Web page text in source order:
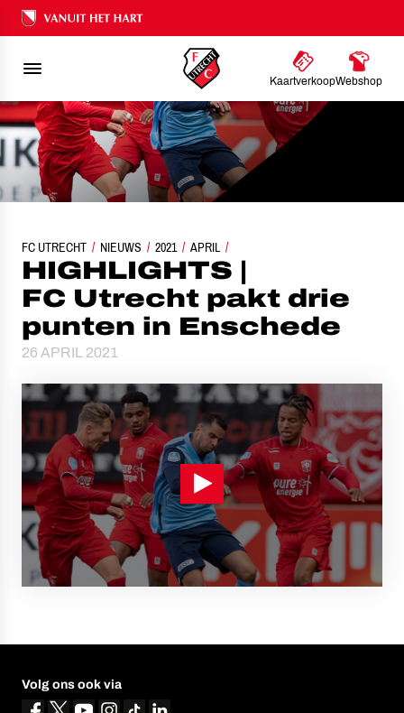
Ons nalatenschap
KaartverkoopWebshop
FC UTRECHT NIEUWS 2021 APRIL
HIGHLIGHTS | FC UTRECHT PAKT DRIE PUNTEN IN ENSCHEDE
HIGHLIGHTS |
FC Utrecht pakt drie
punten in Enschede
26 APRIL 2021
Volg ons ook via